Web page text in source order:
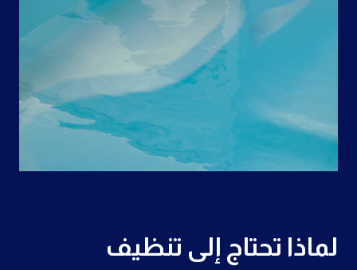
لماذا تحتاج إلى تنظيف